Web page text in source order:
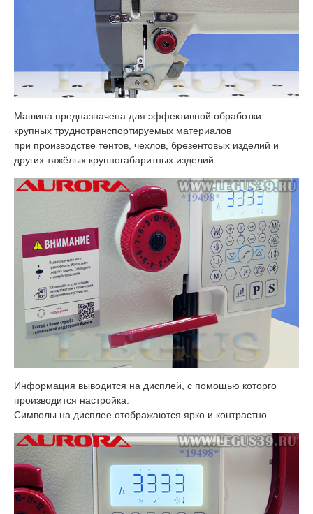
Машина предназначена для эффективной обработки
крупных труднотранспортируемых материалов
при производстве тентов, чехлов, брезентовых изделий и
других тяжёлых крупногабаритных изделий.
Информация выводится на дисплей, с помощью которго
производится настройка.
Символы на дисплее отображаются ярко и контрастно.